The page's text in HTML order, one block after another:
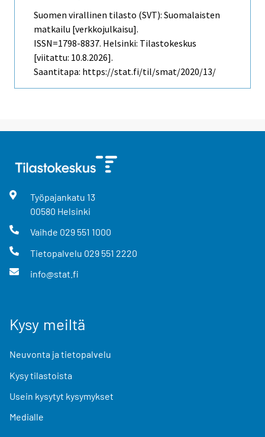
Suomen virallinen tilasto (SVT): Suomalaisten
matkailu [verkkojulkaisu].
ISSN=1798-8837. Helsinki: Tilastokeskus
[viitattu: 10.8.2026].
Saantitapa: https://stat.fi/til/smat/2020/13/
Työpajankatu 13
00580 Helsinki
Vaihde 029 551 1000
Tietopalvelu 029 551 2220
info@stat.fi
Kysy meiltä
Neuvonta ja tietopalvelu
Kysy tilastoista
Usein kysytyt kysymykset
Medialle